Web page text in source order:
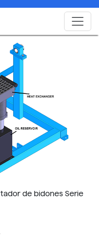
de bidones Serie